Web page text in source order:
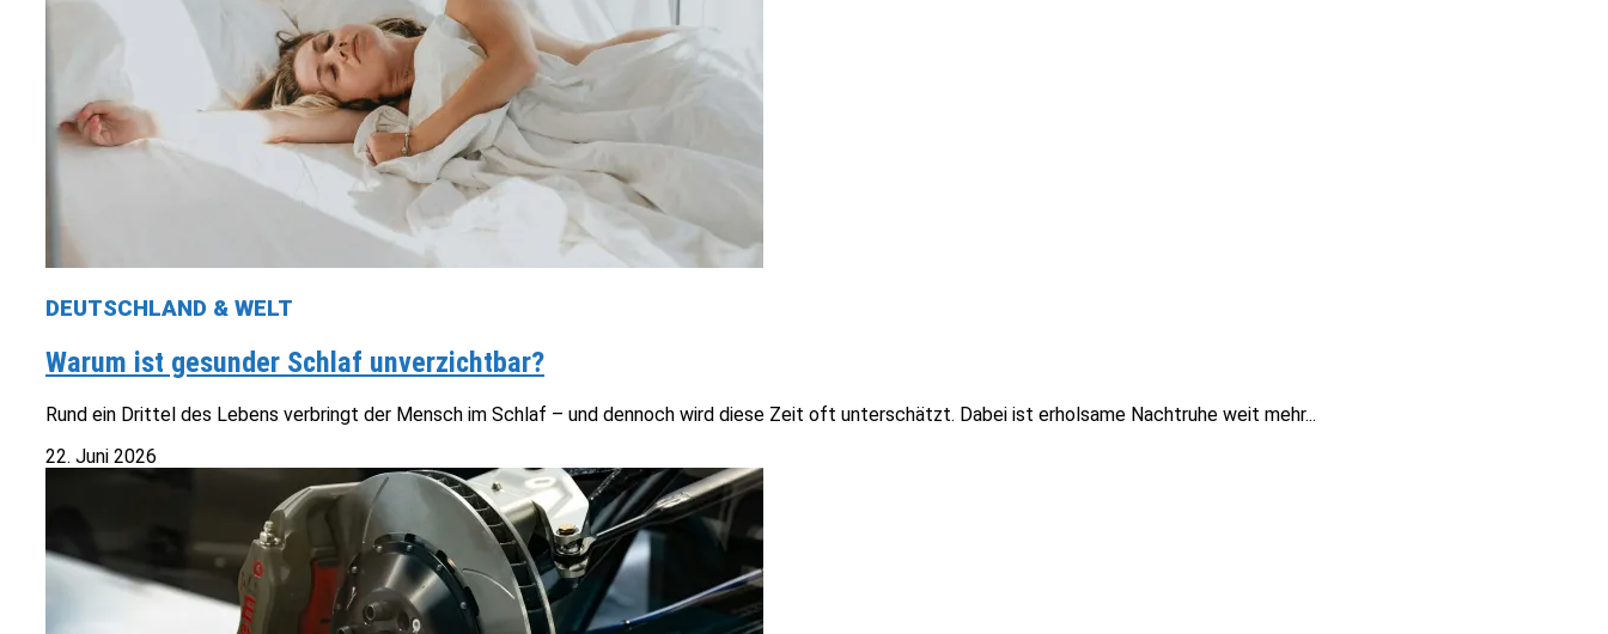
DEUTSCHLAND & WELT
Warum ist gesunder Schlaf unverzichtbar?
Rund ein Drittel des Lebens verbringt der Mensch im Schlaf – und dennoch wird diese Zeit oft unterschätzt. Dabei ist erholsame Nachtruhe weit mehr...
22. Juni 2026